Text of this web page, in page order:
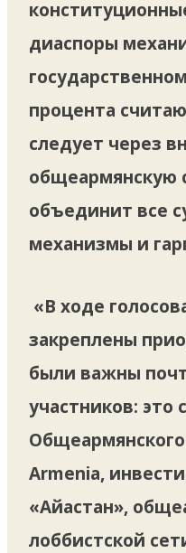
диаспоры
процента
следует через
общеармянскую
объединит все
механизмы и
«В ходе
закреплены
были важны
участников: это
Armenia,
«Айастан»,
лоббистской